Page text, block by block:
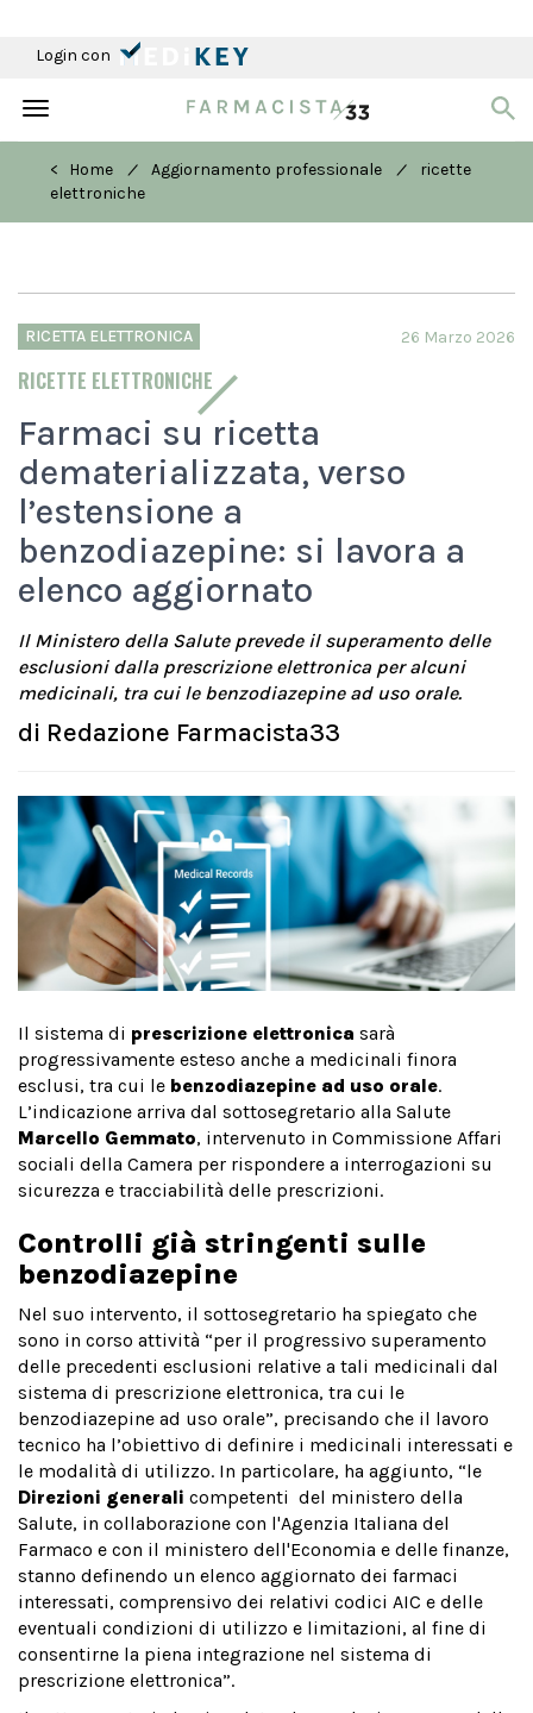
Login con
Toggle
< Home
/ Aggiornamento professionale /
ricette
elettroniche
RICETTA ELETTRONICA
RICETTE ELETTRONICHE
26 Marzo 2026
Farmaci su ricetta
dematerializzata, verso
l’estensione a
benzodiazepine: si lavora a
elenco aggiornato
Il Ministero della Salute prevede il superamento delle
esclusioni dalla prescrizione elettronica per alcuni
medicinali, tra cui le benzodiazepine ad uso orale.
di Redazione Farmacista33
Il sistema di prescrizione elettronica sarà
progressivamente esteso anche a medicinali finora
esclusi, tra cui le benzodiazepine ad uso orale.
L’indicazione arriva dal sottosegretario alla Salute
Marcello Gemmato, intervenuto in Commissione Affari
sociali della Camera per rispondere a interrogazioni su
sicurezza e tracciabilità delle prescrizioni.
Controlli già stringenti sulle
benzodiazepine
Nel suo intervento, il sottosegretario ha spiegato che
sono in corso attività “per il progressivo superamento
delle precedenti esclusioni relative a tali medicinali dal
sistema di prescrizione elettronica, tra cui le
benzodiazepine ad uso orale”, precisando che il lavoro
tecnico ha l’obiettivo di definire i medicinali interessati e
le modalità di utilizzo. In particolare, ha aggiunto, “le
Direzioni generali competenti del ministero della
Salute, in collaborazione con l'Agenzia Italiana del
Farmaco e con il ministero dell'Economia e delle finanze,
stanno definendo un elenco aggiornato dei farmaci
interessati, comprensivo dei relativi codici AIC e delle
eventuali condizioni di utilizzo e limitazioni, al fine di
consentirne la piena integrazione nel sistema di
prescrizione elettronica”.